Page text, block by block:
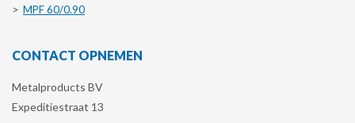
MPF 60/0.90
CONTACT OPNEMEN
Metalproducts BV
Expeditiestraat 13